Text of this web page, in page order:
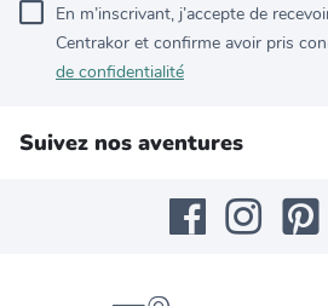
En m’inscrivant, j’accepte de
Centrakor et confirme avoir pris
de confidentialité
Suivez nos aventures